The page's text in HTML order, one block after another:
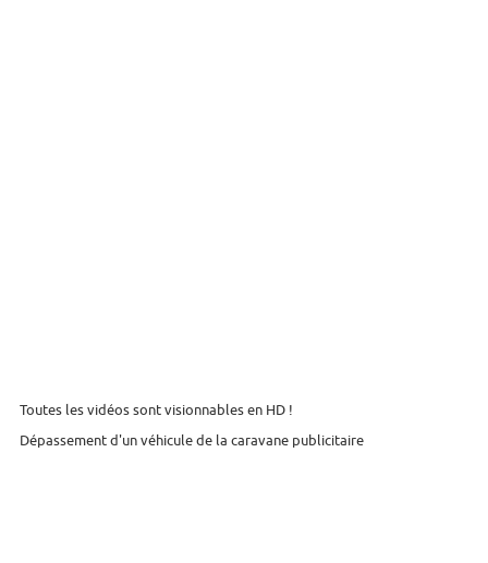
Toutes les vidéos sont visionnables en HD !
Dépassement d'un véhicule de la caravane publicitaire